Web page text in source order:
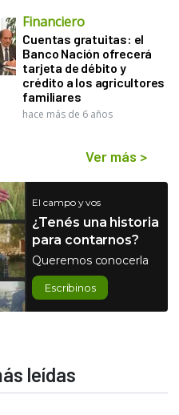
Financiero
Cuentas gratuitas: el
Banco Nación ofrecerá
tarjeta de débito y
crédito a los agricultores
familiares
hace más de 6 años
Ver más >
El campo y vos
¿Tenés una historia
para contarnos?
Queremos conocerla
Escribinos
leídas